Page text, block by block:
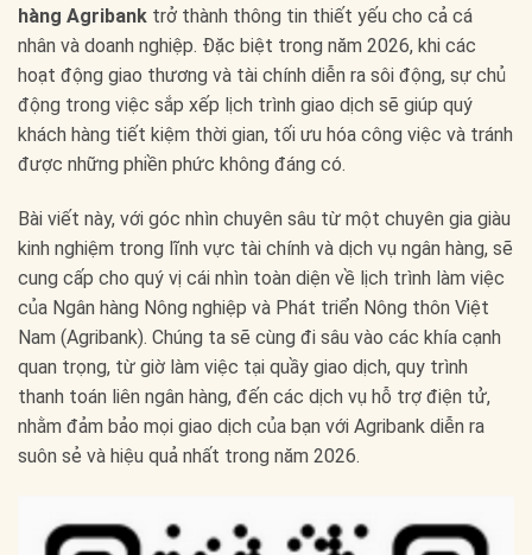
hàng Agribank trở thành thông tin thiết yếu cho cả cá
nhân và doanh nghiệp. Đặc biệt trong năm 2026, khi các
hoạt động giao thương và tài chính diễn ra sôi động, sự chủ
động trong việc sắp xếp lịch trình giao dịch sẽ giúp quý
khách hàng tiết kiệm thời gian, tối ưu hóa công việc và tránh
được những phiền phức không đáng có.
Bài viết này, với góc nhìn chuyên sâu từ một chuyên gia giàu
kinh nghiệm trong lĩnh vực tài chính và dịch vụ ngân hàng, sẽ
cung cấp cho quý vị cái nhìn toàn diện về lịch trình làm việc
của Ngân hàng Nông nghiệp và Phát triển Nông thôn Việt
Nam (Agribank). Chúng ta sẽ cùng đi sâu vào các khía cạnh
quan trọng, từ giờ làm việc tại quầy giao dịch, quy trình
thanh toán liên ngân hàng, đến các dịch vụ hỗ trợ điện tử,
nhằm đảm bảo mọi giao dịch của bạn với Agribank diễn ra
suôn sẻ và hiệu quả nhất trong năm 2026.